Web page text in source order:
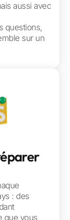
aussi avec
questions,
sur un
: des
que vous